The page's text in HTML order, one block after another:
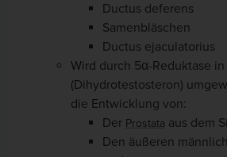
Ductus deferens
Samenbläschen
Ductus ejaculatorius
Wird durch 5α-Reduktase in
(Dihydrotestosteron)
die Entwicklung von:
Der Prostata aus dem
Den äußeren